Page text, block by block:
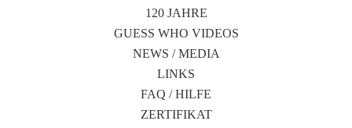
120 JAHRE
GUESS WHO VIDEOS
NEWS / MEDIA
LINKS
FAQ / HILFE
ZERTIFIKAT